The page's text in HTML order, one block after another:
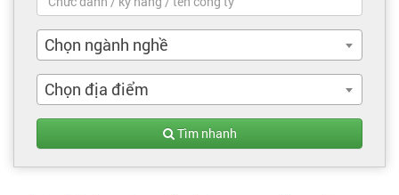
Việc làm mới nhất
Tìm việc làm
Chọn ngành nghề
Chọn địa điểm
Tìm nhanh